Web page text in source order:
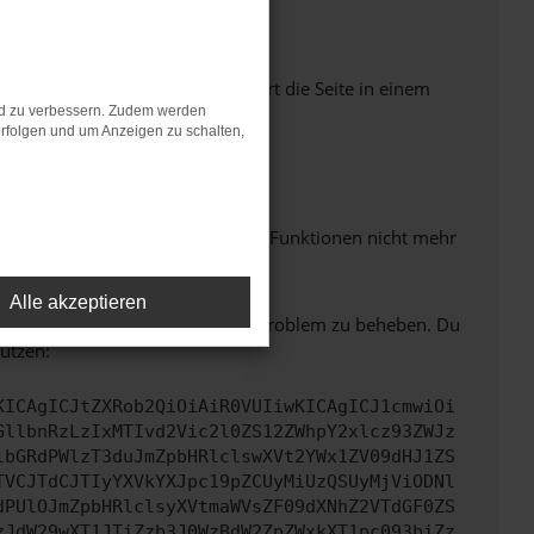
Seiten verhindern. Funktioniert die Seite in einem
dazu führen, dass bestimmte Funktionen nicht mehr
Wir werden versuchen, das Problem zu beheben. Du
zu verbessern. Zudem werden
und um Anzeigen zu schalten,
Alle akzeptieren